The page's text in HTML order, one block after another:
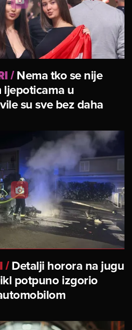
/Nema tko se nije
u
su sve bez daha
/Detalji horora na jugu
potpuno izgorio